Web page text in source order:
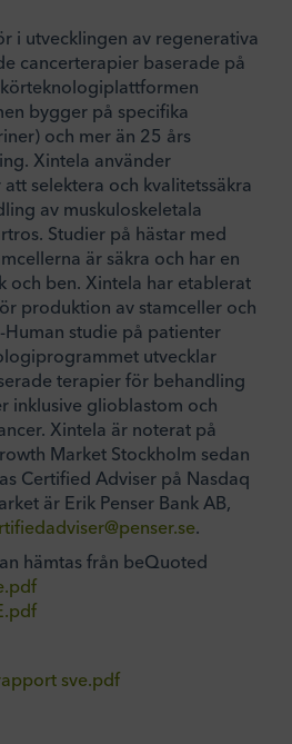
i utvecklingen av regenerativa
cancerterapier baserade på
bygger på specifika
och mer än 25 års
Xintela använder
selektera och kvalitetssäkra
av muskuloskeletala
Studier på hästar med
är säkra och har en
och ben. Xintela har etablerat
produktion av stamceller och
studie på patienter
utvecklar
terapier för behandling
inklusive glioblastom och
Xintela är noterat på
Market Stockholm sedan
Certified Adviser på Nasdaq
är Erik Penser Bank AB,
.
hämtas från beQuoted
sve.pdf